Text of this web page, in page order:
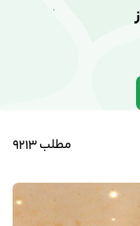
آغاز ثبت
مطلب 9213